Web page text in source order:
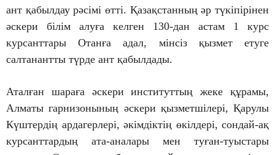
ант қабылдау рәсімі өтті. Қазақстанның әр түкіпірінен
әскери білім алуға келген 130-дан астам 1 курс
курсанттары Отанға адал, мінсіз қызмет етуге
салтанантты түрде ант қабылдады.
Аталған шараға әскери институттың жеке құрамы,
Алматы гарнизонының әскери қызметшілері, Қарулы
Күштердің ардагерлері, әкімдіктің өкілдері, сондай-ақ
курсанттардың ата-аналары мен туған-туыстары